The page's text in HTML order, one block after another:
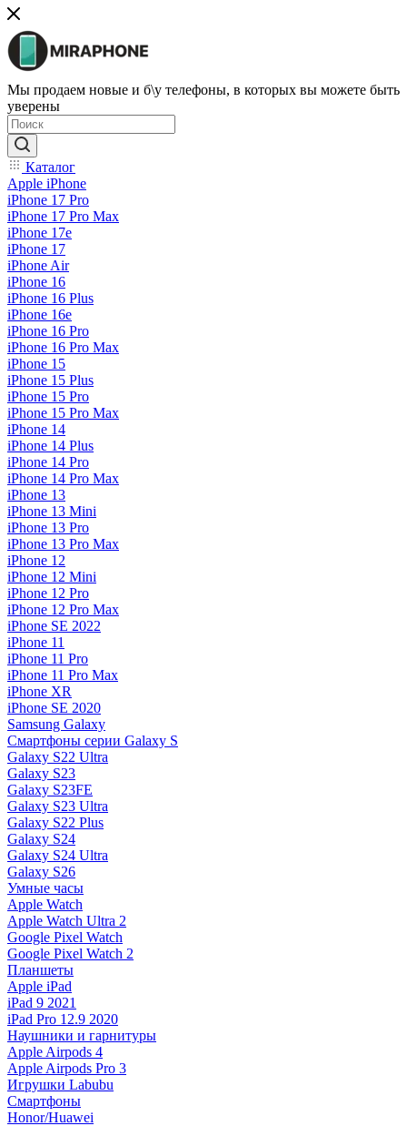
Мы продаем новые и б\у телефоны, в которых вы можете быть
уверены
Каталог
Apple iPhone
iPhone 17 Pro
iPhone 17 Pro Max
iPhone 17e
iPhone 17
iPhone Air
iPhone 16
iPhone 16 Plus
iPhone 16e
iPhone 16 Pro
iPhone 16 Pro Max
iPhone 15
iPhone 15 Plus
iPhone 15 Pro
iPhone 15 Pro Max
iPhone 14
iPhone 14 Plus
iPhone 14 Pro
iPhone 14 Pro Max
iPhone 13
iPhone 13 Mini
iPhone 13 Pro
iPhone 13 Pro Max
iPhone 12
iPhone 12 Mini
iPhone 12 Pro
iPhone 12 Pro Max
iPhone SE 2022
iPhone 11
iPhone 11 Pro
iPhone 11 Pro Max
iPhone XR
iPhone SE 2020
Samsung Galaxy
Смартфоны серии Galaxy S
Galaxy S22 Ultra
Galaxy S23
Galaxy S23FE
Galaxy S23 Ultra
Galaxy S22 Plus
Galaxy S24
Galaxy S24 Ultra
Galaxy S26
Умные часы
Apple Watch
Apple Watch Ultra 2
Google Pixel Watch
Google Pixel Watch 2
Планшеты
Apple iPad
iPad 9 2021
iPad Pro 12.9 2020
Наушники и гарнитуры
Apple Airpods 4
Apple Airpods Pro 3
Игрушки Labubu
Смартфоны
Honor/Huawei